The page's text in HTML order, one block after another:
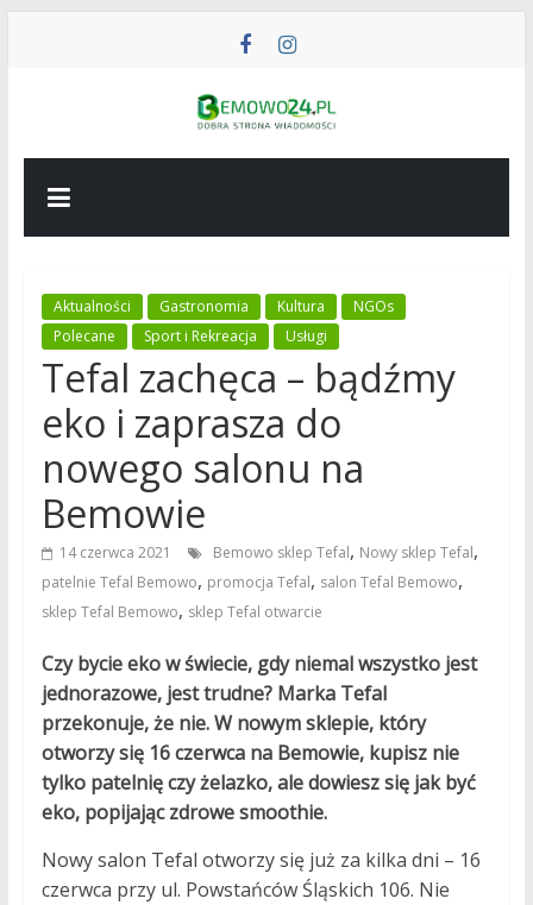
BEMOWO24
Aktualności Gastronomia Kultura
NGOs
Polecane
Sport i Rekreacja Usługi
Tefal zachęca – bądźmy
eko i zaprasza do
nowego salonu na
Bemowie
14 czerwca 2021 Bemowo sklep Tefal, Nowy sklep Tefal,
patelnie Tefal Bemowo, promocja Tefal, salon Tefal Bemowo,
sklep Tefal Bemowo, sklep Tefal otwarcie
Czy bycie eko w świecie, gdy niemal wszystko jest
jednorazowe, jest trudne? Marka Tefal
przekonuje, że nie. W nowym sklepie, który
otworzy się 16 czerwca na Bemowie, kupisz nie
tylko patelnię czy żelazko, ale dowiesz się jak być
eko, popijając zdrowe smoothie.
Nowy salon Tefal otworzy się już za kilka dni – 16
czerwca przy ul. Powstańców Śląskich 106. Nie